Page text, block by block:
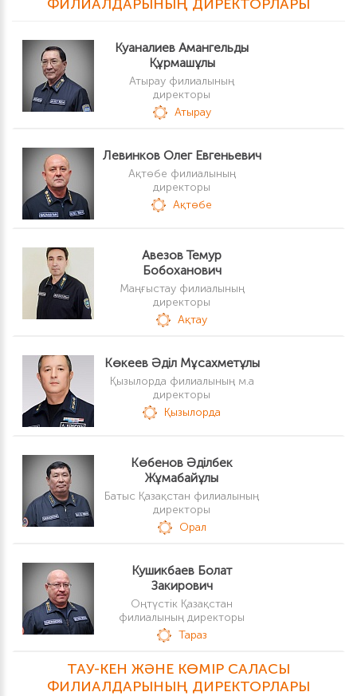
ФИЛИАЛДАРЫНЫҢ ДИРЕКТОРЛАРЫ
Куаналиев Амангельды
Құрмашұлы
Атырау филиалының
директоры
Атырау
Левинков Олег Евгеньевич
Ақтөбе филиалының
директоры
Ақтөбе
Авезов Темур
Бобоханович
Маңғыстау филиалының
директоры
Ақтау
Көкеев Әділ Мұсахметұлы
Қызылорда филиалының м.а
директоры
Қызылорда
Көбенов Әділбек
Жұмабайұлы
Батыс Қазақстан филиалының
директоры
Орал
Кушикбаев Болат
Закирович
Оңтүстік Қазақстан
филиалының директоры
Тараз
ТАУ-КЕН ЖӘНЕ КӨМІР САЛАСЫ
ФИЛИАЛДАРЫНЫҢ ДИРЕКТОРЛАРЫ